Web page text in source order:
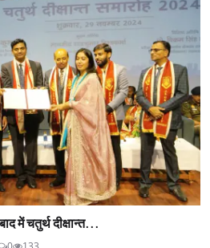
में चतुर्थ दीक्षान्त...